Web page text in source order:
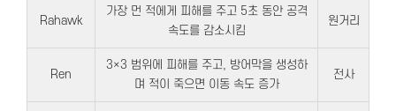
Rahawk
가장 먼 적에게 피해를 주고 5초 동안 공격
속도를 감소시킴
원거리
Ren
3×3 범위에 피해를 주고, 방어막을 생성하
며 적이 죽으면 이동 속도 증가
전사